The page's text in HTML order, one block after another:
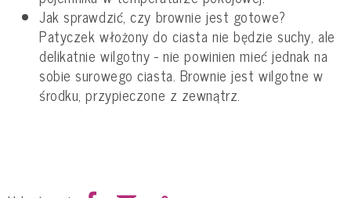
Jak sprawdzić, czy brownie jest gotowe?
Patyczek włożony do ciasta nie będzie suchy, ale
delikatnie wilgotny - nie powinien mieć jednak na
sobie surowego ciasta. Brownie jest wilgotne w
środku, przypieczone z zewnątrz.